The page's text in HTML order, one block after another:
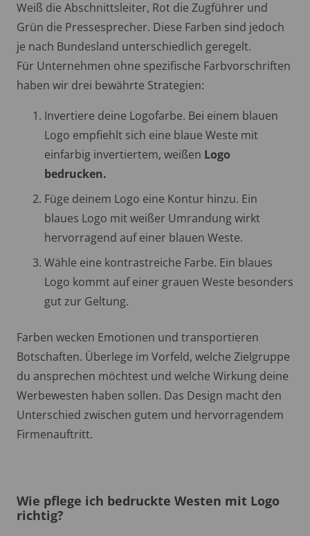
Weiß die Abschnittsleiter, Rot die Zugführer und
Grün die Pressesprecher. Diese Farben sind jedoch
je nach Bundesland unterschiedlich geregelt.
Für Unternehmen ohne spezifische Farbvorschriften
haben wir drei bewährte Strategien:
Invertiere deine Logofarbe. Bei einem blauen
Logo empfiehlt sich eine blaue Weste mit
einfarbig invertiertem, weißen Logo
bedrucken.
Füge deinem Logo eine Kontur hinzu. Ein
blaues Logo mit weißer Umrandung wirkt
hervorragend auf einer blauen Weste.
Wähle eine kontrastreiche Farbe. Ein blaues
Logo kommt auf einer grauen Weste besonders
gut zur Geltung.
Farben wecken Emotionen und transportieren
Botschaften. Überlege im Vorfeld, welche Zielgruppe
du ansprechen möchtest und welche Wirkung deine
Werbewesten haben sollen. Das Design macht den
Unterschied zwischen gutem und hervorragendem
Firmenauftritt.
Wie pflege ich bedruckte Westen mit Logo
richtig?